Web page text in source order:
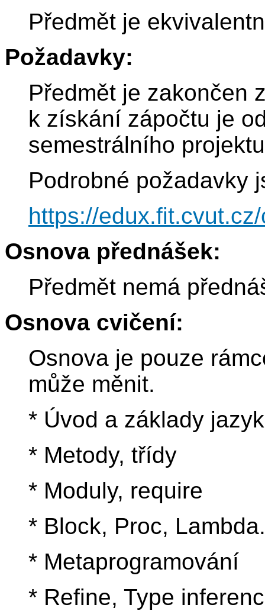
Předmět je
Požadavky:
Předmět je zakončen
k získání zápočtu je
semestrálního
Podrobné požadavky
https://
Osnova přednášek:
Předmět nemá
Osnova cvičení:
Osnova je pouze
může měnit.
* Úvod a základy
* Metody, třídy
* Moduly, require
* Block, Proc, Lambda.
* Metaprogramování
* Refine, Type